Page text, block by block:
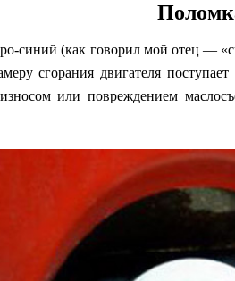
синий (как говорил мой отец —
сгорания двигателя
или повреждением